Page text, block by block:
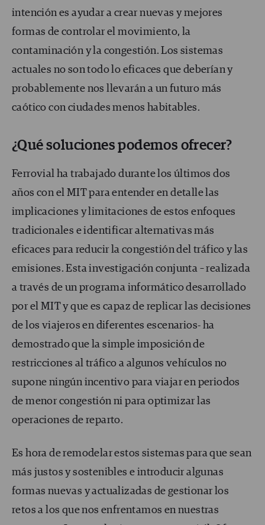
intención es ayudar a crear nuevas y mejores
formas de controlar el movimiento, la
contaminación y la congestión. Los sistemas
actuales no son todo lo eficaces que deberían y
probablemente nos llevarán a un futuro más
caótico con ciudades menos habitables.
¿Qué soluciones podemos ofrecer?
Ferrovial ha trabajado durante los últimos dos
años con el MIT para entender en detalle las
implicaciones y limitaciones de estos enfoques
tradicionales e identificar alternativas más
eficaces para reducir la congestión del tráfico y las
emisiones. Esta investigación conjunta – realizada
a través de un programa informático desarrollado
por el MIT y que es capaz de replicar las decisiones
de los viajeros en diferentes escenarios- ha
demostrado que la simple imposición de
restricciones al tráfico a algunos vehículos no
supone ningún incentivo para viajar en periodos
de menor congestión ni para optimizar las
operaciones de reparto.
Es hora de remodelar estos sistemas para que sean
más justos y sostenibles e introducir algunas
formas nuevas y actualizadas de gestionar los
retos a los que nos enfrentamos en nuestras